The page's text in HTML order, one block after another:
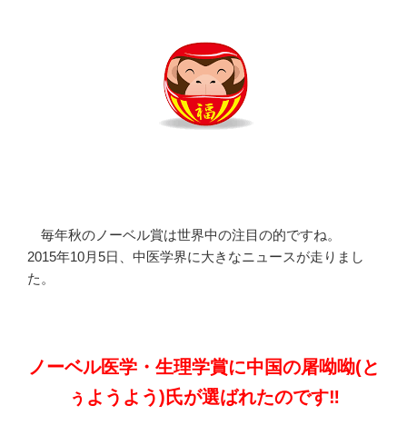
毎年秋のノーベル賞は世界中の注目の的ですね。
2015年10月5日、中医学界に大きなニュースが走りまし
た。
ノーベル医学・生理学賞に中国の屠呦呦(と
ぅようよう)氏が選ばれたのです‼